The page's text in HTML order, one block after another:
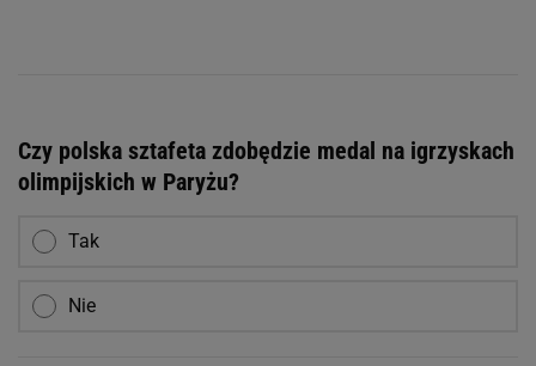
Czy polska sztafeta zdobędzie medal na igrzyskach
olimpijskich w Paryżu?
Tak
Nie